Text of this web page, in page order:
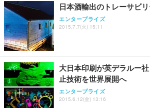
務用 おしゃれ パソコンチェア
ANDWINT オフィスチェア デ
ッシュ 通気性 ランバーサポー
【MiniLED/24.5inch/280Hz/
HOOTER Gaming Monitor
アイリスオーヤマ ペットシー
日本酒輸出のトレーサビ
エンタープライズ
2015.7.7(火) 15:11
大日本印刷が英デラルー
止技術を世界展開へ
エンタープライズ
2015.6.12(金) 13:16